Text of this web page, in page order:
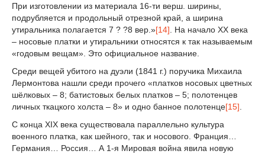
При изготовлении из материала 16-ти верш. ширины,
подрубляется и продольный отрезной край, а ширина
утиральника полагается 7 ? ?8 вер.»[14]. На начало ХХ века
– носовые платки и утиральники относятся к так называемым
«годовым вещам». Это официальное название.
Среди вещей убитого на дуэли (1841 г.) поручика Михаила
Лермонтова нашли среди прочего «платков носовых цветных
шёлковых – 8; батистовых белых платков – 5; полотенцев
личных ткацкого холста – 8» и одно банное полотенце[15].
С конца XIX века существовала параллельно культура
военного платка, как шейного, так и носового. Франция…
Германия… Россия… А 1-я Мировая война явила новую